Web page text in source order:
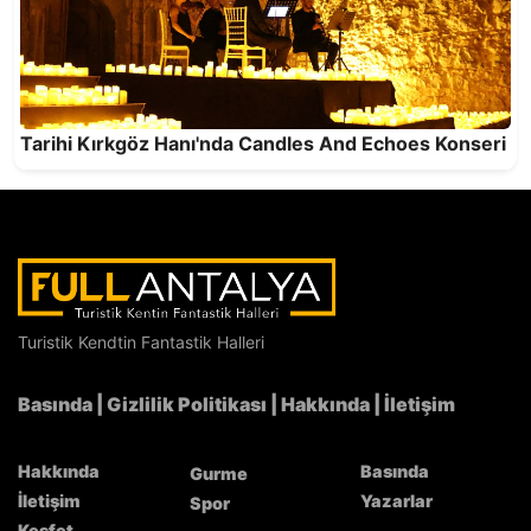
Ahmet Telli’den “Veda Divanı” var
Antalya’nın Hizmet Kalitesi NATO Zirvesi’nde
Türkiye’yi Temsil Etti
Tarihi Kırkgöz Hanı'nda Candles And Echoes Konseri
Turistik Kendtin Fantastik Halleri
Basında Gizlilik Politikası Hakkında İletişim
Hakkında
İletişim
Gurme
Spor
Basında
Yazarlar